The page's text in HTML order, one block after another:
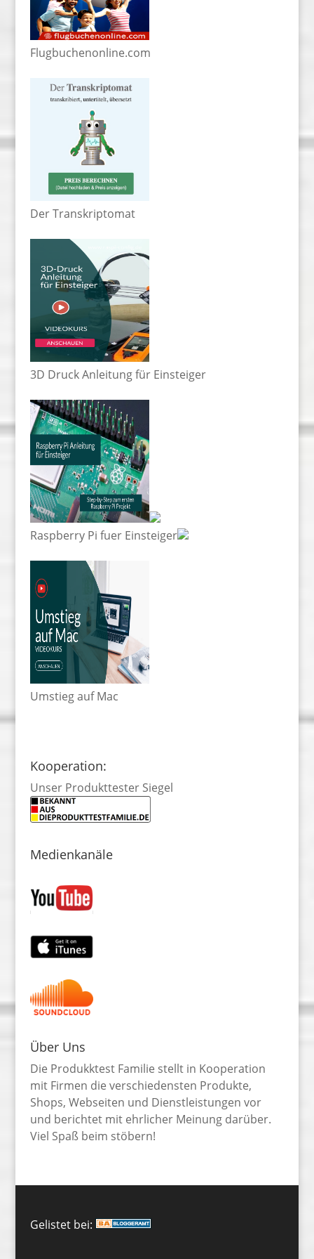
Flugbuchenonline.com
Der Transkriptomat
3D Druck Anleitung für Einsteiger
Raspberry Pi fuer Einsteiger
Umstieg auf Mac
Kooperation:
Unser Produkttester Siegel
Medienkanäle
Über Uns
Die Produkktest Familie stellt in Kooperation
mit Firmen die verschiedensten Produkte,
Shops, Webseiten und Dienstleistungen vor
und berichtet mit ehrlicher Meinung darüber.
Viel Spaß beim stöbern!
Gelistet bei: